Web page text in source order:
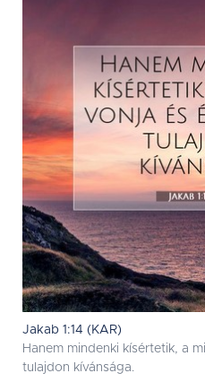
Jakab 1:14 (KAR)
Hanem mindenki kísértetik, a
tulajdon kívánsága.